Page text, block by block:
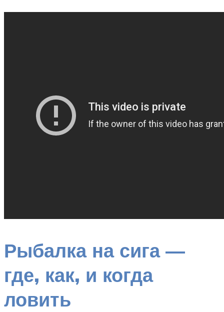
Рыбалка на сига —
где, как, и когда
ловить